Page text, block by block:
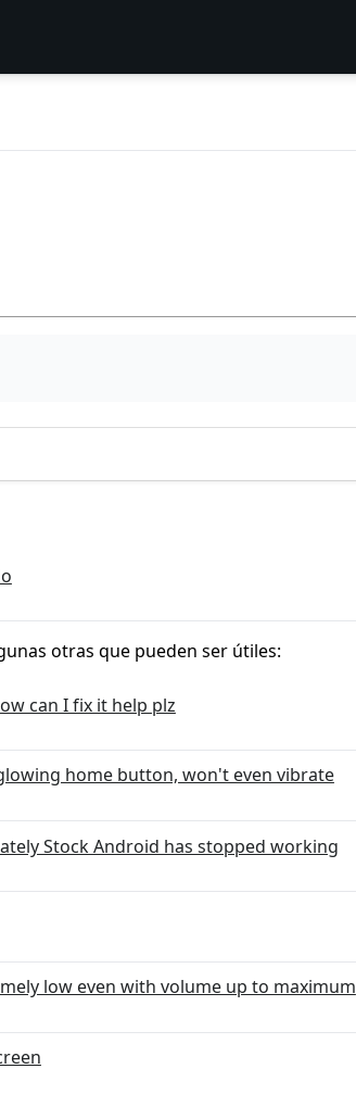
otras que pueden ser útiles:
can I fix it help plz
home button, won't even vibrate
Stock Android has stopped working
low even with volume up to maximum